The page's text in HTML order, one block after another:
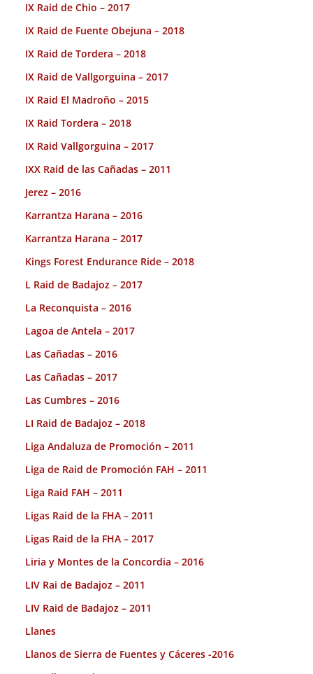
IX Raid de Chio – 2017
IX Raid de Fuente Obejuna – 2018
IX Raid de Tordera – 2018
IX Raid de Vallgorguina – 2017
IX Raid El Madroño – 2015
IX Raid Tordera – 2018
IX Raid Vallgorguina – 2017
IXX Raid de las Cañadas – 2011
Jerez – 2016
Karrantza Harana – 2016
Karrantza Harana – 2017
Kings Forest Endurance Ride – 2018
L Raid de Badajoz – 2017
La Reconquista – 2016
Lagoa de Antela – 2017
Las Cañadas – 2016
Las Cañadas – 2017
Las Cumbres – 2016
LI Raid de Badajoz – 2018
Liga Andaluza de Promoción – 2011
Liga de Raid de Promoción FAH – 2011
Liga Raid FAH – 2011
Ligas Raid de la FHA – 2011
Ligas Raid de la FHA – 2017
Liria y Montes de la Concordia – 2016
LIV Rai de Badajoz – 2011
LIV Raid de Badajoz – 2011
Llanes
Llanos de Sierra de Fuentes y Cáceres -2016